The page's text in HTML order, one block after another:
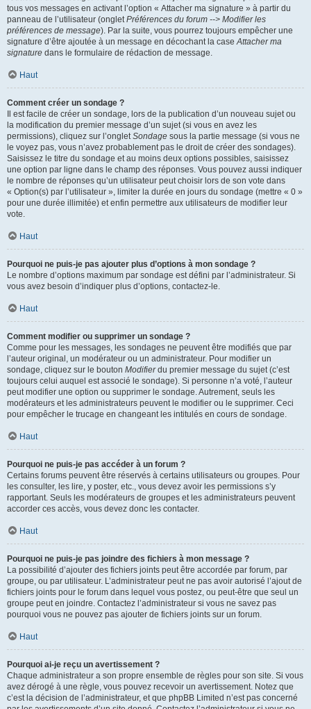
tous vos messages en activant l’option « Attacher ma signature » à partir du
panneau de l’utilisateur (ongletPréférences du forum --> Modifier les
préférences de message). Par la suite, vous pourrez toujours empêcher une
signature d’être ajoutée à un message en décochant la caseAttacher ma
signature dans le formulaire de rédaction de message.
Haut
Comment créer un sondage ?
Il est facile de créer un sondage, lors de la publication d’un nouveau sujet ou
la modification du premier message d’un sujet (si vous en avez les
permissions), cliquez sur l’ongletSondage sous la partie message (si vous ne
le voyez pas, vous n’avez probablement pas le droit de créer des sondages).
Saisissez le titre du sondage et au moins deux options possibles, saisissez
une option par ligne dans le champ des réponses. Vous pouvez aussi indiquer
le nombre de réponses qu’un utilisateur peut choisir lors de son vote dans
« Option(s) par l’utilisateur », limiter la durée en jours du sondage (mettre « 0 »
pour une durée illimitée) et enfin permettre aux utilisateurs de modifier leur
vote.
Haut
Pourquoi ne puis-je pas ajouter plus d’options à mon sondage ?
Le nombre d’options maximum par sondage est défini par l’administrateur. Si
vous avez besoin d’indiquer plus d’options, contactez-le.
Haut
Comment modifier ou supprimer un sondage ?
Comme pour les messages, les sondages ne peuvent être modifiés que par
l’auteur original, un modérateur ou un administrateur. Pour modifier un
sondage, cliquez sur le bouton Modifierdu premier message du sujet (c’est
toujours celui auquel est associé le sondage). Si personne n’a voté, l’auteur
peut modifier une option ou supprimer le sondage. Autrement, seuls les
modérateurs et les administrateurs peuvent le modifier ou le supprimer. Ceci
pour empêcher le trucage en changeant les intitulés en cours de sondage.
Haut
Pourquoi ne puis-je pas accéder à un forum ?
Certains forums peuvent être réservés à certains utilisateurs ou groupes. Pour
les consulter, les lire, y poster, etc., vous devez avoir les permissions s’y
rapportant. Seuls les modérateurs de groupes et les administrateurs peuvent
accorder ces accès, vous devez donc les contacter.
Haut
Pourquoi ne puis-je pas joindre des fichiers à mon message ?
La possibilité d’ajouter des fichiers joints peut être accordée par forum, par
groupe, ou par utilisateur. L’administrateur peut ne pas avoir autorisé l’ajout de
fichiers joints pour le forum dans lequel vous postez, ou peut-être que seul un
groupe peut en joindre. Contactez l’administrateur si vous ne savez pas
pourquoi vous ne pouvez pas ajouter de fichiers joints sur un forum.
Haut
Pourquoi ai-je reçu un avertissement ?
Chaque administrateur a son propre ensemble de règles pour son site. Si vous
avez dérogé à une règle, vous pouvez recevoir un avertissement. Notez que
c’est la décision de l’administrateur, et que phpBB Limited n’est pas concerné